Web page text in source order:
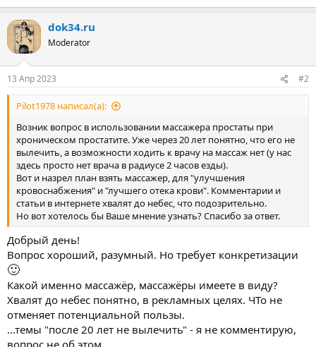
dok34.ru
Moderator
13 Апр 2023 #2
Pilot1978 написал(а):
Возник вопрос в использовании массажера простаты при
хроническом простатите. Уже через 20 лет понятно, что его не
вылечить, а возможности ходить к врачу на массаж нет (у нас
здесь просто нет врача в радиусе 2 часов езды).
Вот и назрел план взять массажер, для "улучшения
кровоснабжения" и "лучшего отека крови". Комментарии и
статьи в интернете хвалят до небес, что подозрительно.
Но вот хотелось бы Ваше мнение узнать? Спасибо за ответ.
Добрый день!
Вопрос хороший, разумный. Но требует конкретизации
🙂
Какой именно массажёр, массажёры имеете в виду?
Хвалят до небес понятно, в рекламных целях. ЧТо не
отменяет потенциальной пользы.
...темы "после 20 лет не вылечить" - я не комментирую,
вопрос не об этом.